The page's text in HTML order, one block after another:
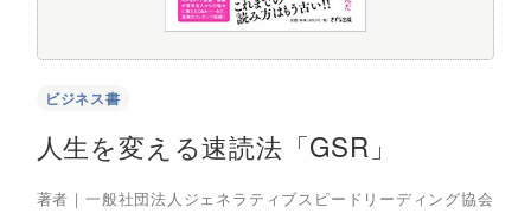
ビジネス書
人生を変える速読法「GSR」
著者｜ 一般社団法人ジェネラティブスピードリーディング協会